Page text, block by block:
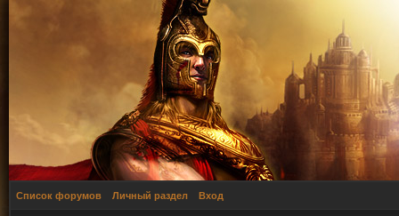
Список форумов Личный раздел Вход